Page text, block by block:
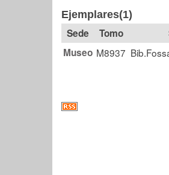
Ejemplares(1)
Tomo
Museo M8937